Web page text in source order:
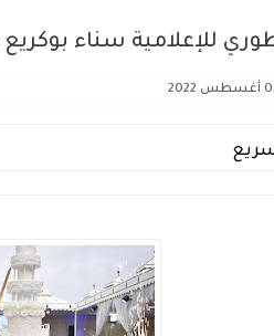
للإعلامية سناء بوكريع
2022